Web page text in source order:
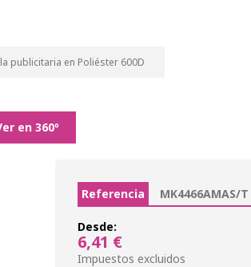
publicitaria en Poliéster 600D
en 360º
Referencia MK4466AMAS/T
Desde:
6,41 €
Impuestos excluidos